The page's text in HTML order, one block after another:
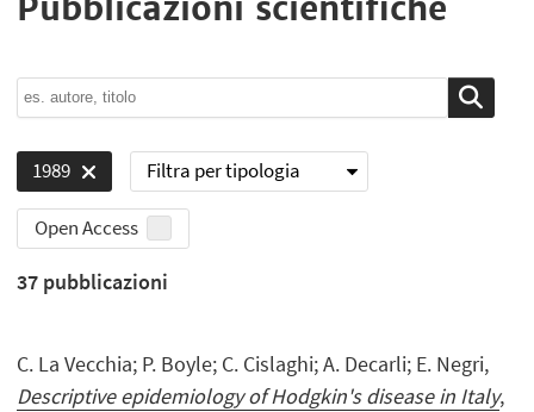
Pubblicazioni scientifiche
1989 Filtra per tipologia
Open Access
37 pubblicazioni
C. La Vecchia; P. Boyle; C. Cislaghi; A. Decarli; E. Negri,
Descriptive epidemiology of Hodgkin's disease in Italy,